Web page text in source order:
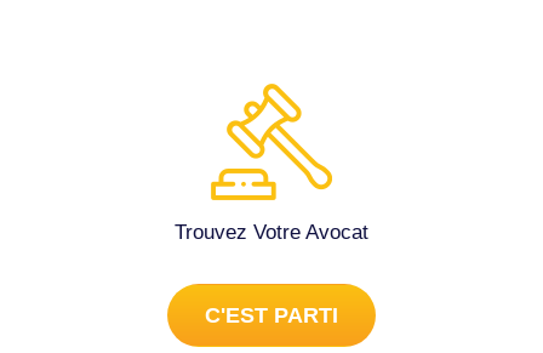
Trouvez Votre Avocat
C'EST PARTI